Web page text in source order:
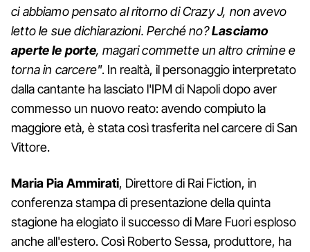
ci abbiamo pensato al ritorno di Crazy J, non avevo
letto le sue dichiarazioni. Perché no?Lasciamo
aperte le porte, magari commette un altro crimine e
torna in carcere". In realtà, il personaggio interpretato
dalla cantante ha lasciato l'IPM di Napoli dopo aver
commesso un nuovo reato: avendo compiuto la
maggiore età, è stata così trasferita nel carcere di San
Vittore.
Maria Pia Ammirati, Direttore di Rai Fiction, in
conferenza stampa di presentazione della quinta
stagione ha elogiato il successo di Mare Fuori esploso
anche all'estero. Così Roberto Sessa, produttore, ha